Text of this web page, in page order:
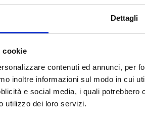
Dettagli
cookie
contenuti ed annunci, per
inoltre informazioni sul modo in cui
e social media, i quali
utilizzo dei loro servizi.
daEmma Sabatini|Lug 28,
A pochi giorni dai Giochi